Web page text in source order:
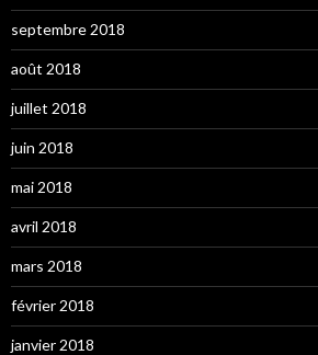
septembre 2018
août 2018
juillet 2018
juin 2018
mai 2018
avril 2018
mars 2018
février 2018
janvier 2018